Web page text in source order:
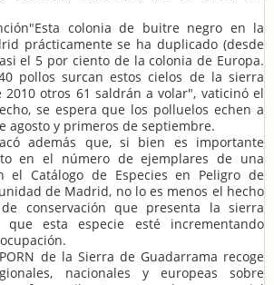
colonia de buitre negro en la
prácticamente se ha duplicado (desde
el 5 por ciento de la colonia de Europa.
pollos surcan estos cielos de la sierra
otros 61 saldrán a volar", vaticinó el
se espera que los polluelos echen a
agosto y primeros de septiembre.
además que, si bien es importante
en el número de ejemplares de una
el Catálogo de Especies en Peligro de
de Madrid, no lo es menos el hecho
conservación que presenta la sierra
que esta especie esté incrementando
de la Sierra de Guadarrama recoge
nacionales y europeas sobre